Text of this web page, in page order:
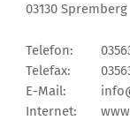
03130 Spremberg
Telefon:
Telefax:
E-Mail:
Internet: